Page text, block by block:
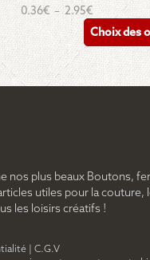
0.36€ – 2.95€Plage
de
prix :
0.36€
à
2.95€
Choix des
Ce
produit
a
plusieurs
variations.
choisies
sur
la
nos plus beaux Boutons,
utiles pour la couture,
les loisirs créatifs !
C.G.V